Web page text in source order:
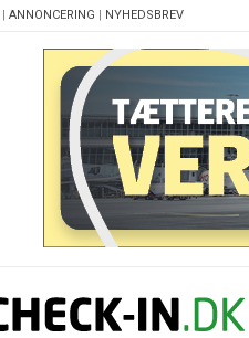
| ANNONCERING | NYHEDSBREV